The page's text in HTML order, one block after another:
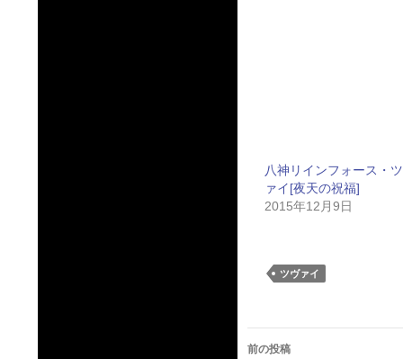
八神リインフォース・
ァイ[夜天の祝福]
2015年12月9日
ツヴァイ
投
前の投稿